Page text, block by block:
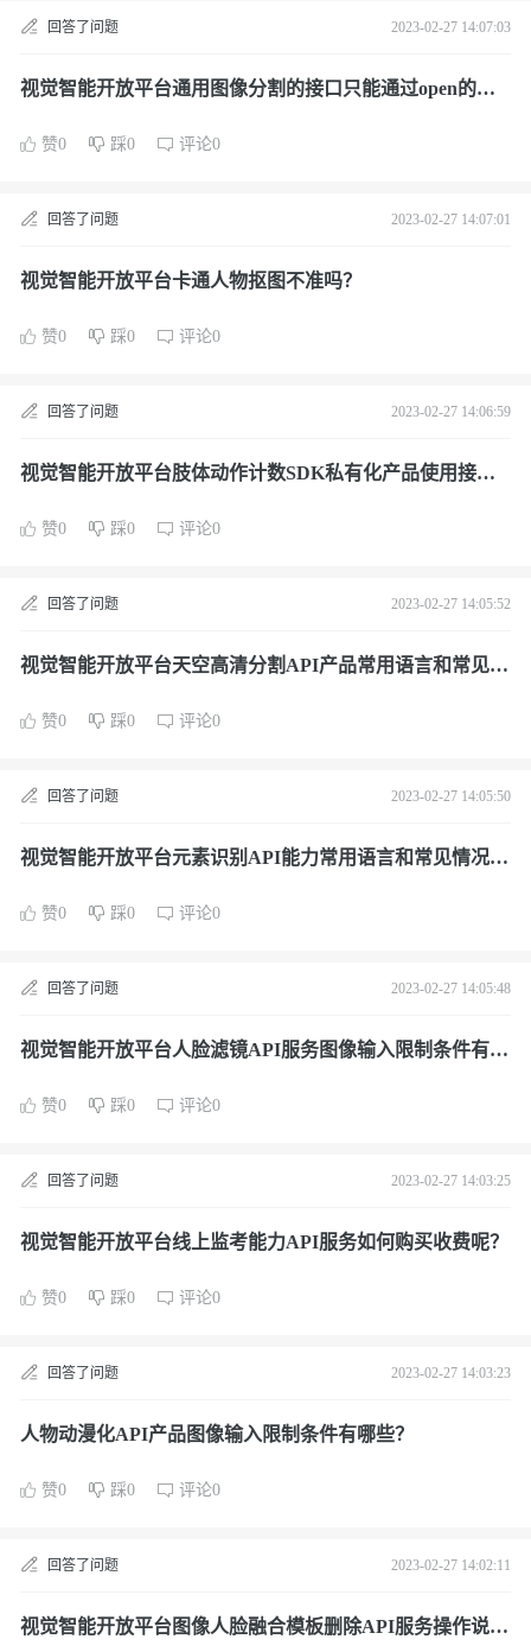
回答了问题 2023-02-27 14:07:03
视觉智能开放平台通用图像分割的接口只能通过open的方
赞0 踩0 评论0
回答了问题 2023-02-27 14:07:01
视觉智能开放平台卡通人物抠图不准吗？
赞0 踩0 评论0
回答了问题 2023-02-27 14:06:59
视觉智能开放平台肢体动作计数SDK私有化产品使用接入
赞0 踩0 评论0
回答了问题 2023-02-27 14:05:52
视觉智能开放平台天空高清分割API产品常用语言和常见情
赞0 踩0 评论0
回答了问题 2023-02-27 14:05:50
视觉智能开放平台元素识别API能力常用语言和常见情况的
赞0 踩0 评论0
回答了问题 2023-02-27 14:05:48
视觉智能开放平台人脸滤镜API服务图像输入限制条件有哪
赞0 踩0 评论0
回答了问题 2023-02-27 14:03:25
视觉智能开放平台线上监考能力API服务如何购买收费呢？
赞0 踩0 评论0
回答了问题 2023-02-27 14:03:23
人物动漫化API产品图像输入限制条件有哪些？
赞0 踩0 评论0
回答了问题 2023-02-27 14:02:11
视觉智能开放平台图像人脸融合模板删除API服务操作说明